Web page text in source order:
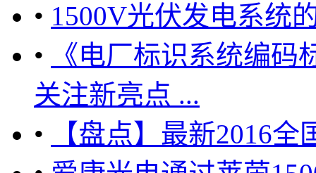
• 1500V光伏发电系统
•
《电厂标识系统编
关注新亮点 ...
•
【盘点】最新2016